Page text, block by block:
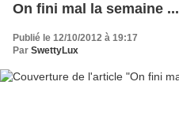
On fini mal la semaine ...
Publié le 12/10/2012 à 19:17
Par SwettyLux